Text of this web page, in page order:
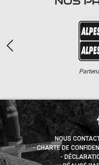
PARTENAIRES
NOUS
CHARTE DE